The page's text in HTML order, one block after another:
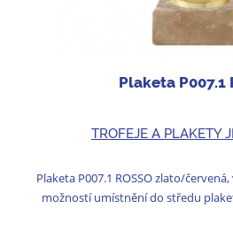
Plaketa P007.1
TROFEJE A PLAKETY
Plaketa P007.1 ROSSO zlato/
možností umístnění do středu